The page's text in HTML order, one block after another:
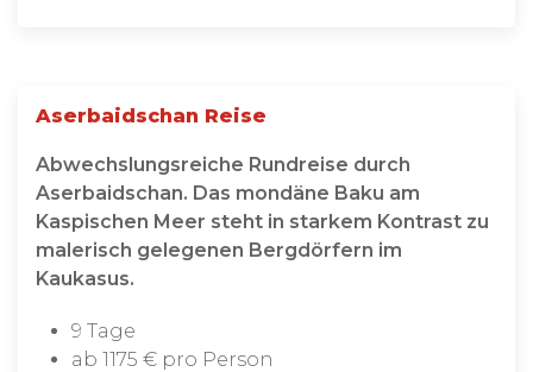
Aserbaidschan Reise
Abwechslungsreiche Rundreise durch
Aserbaidschan. Das mondäne Baku am
Kaspischen Meer steht in starkem Kontrast zu
malerisch gelegenen Bergdörfern im
Kaukasus.
9 Tage
ab 1175 € pro Person